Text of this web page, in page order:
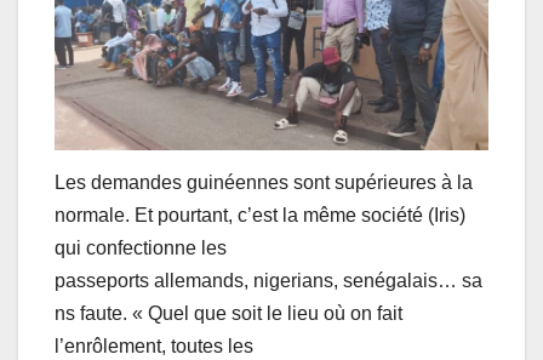
Les demandes guinéennes sont supérieures à la
normale. Et pourtant, c’est la même société (Iris)
qui confectionne les
passeports allemands, nigerians, senégalais… sa
ns faute. « Quel que soit le lieu où on fait
l’enrôlement, toutes les